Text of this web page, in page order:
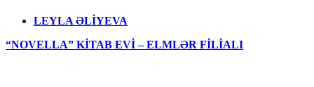
LEYLA ƏLİYEVA
“NOVELLA” KİTAB EVİ – ELMLƏR FİLİALI